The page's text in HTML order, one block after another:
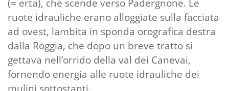
(= erta), che scende verso Padergnone. Le
ruote idrauliche erano alloggiate sulla facciata
ad ovest, lambita in sponda orografica destra
dalla Roggia, che dopo un breve tratto si
gettava nell’orrido della val dei Canevai,
fornendo energia alle ruote idrauliche dei